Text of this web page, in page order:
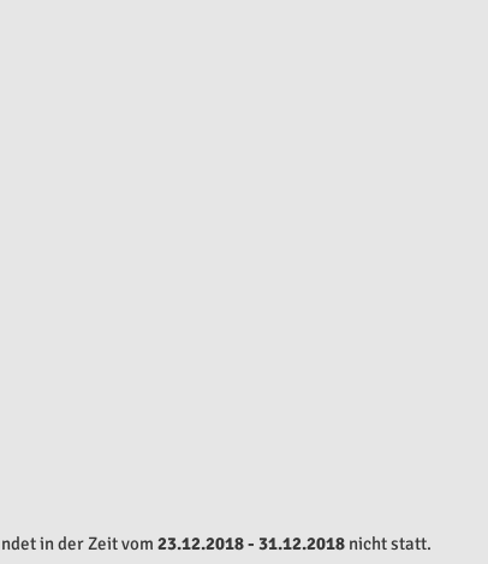
in der Zeit vom 23.12.2018 - 31.12.2018 nicht statt.